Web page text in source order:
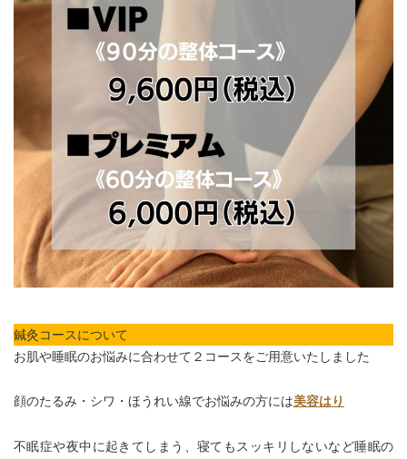
鍼灸コースについて
お肌や睡眠のお悩みに合わせて ２コースをご用意いたしました
顔のたるみ・シワ・ほうれい線でお悩みの方には美容はり
不眠症や夜中に起きてしまう、寝てもスッキリしないなど睡眠の